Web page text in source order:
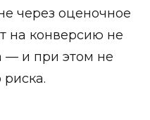
через оценочное
на конверсию не
— и при этом не